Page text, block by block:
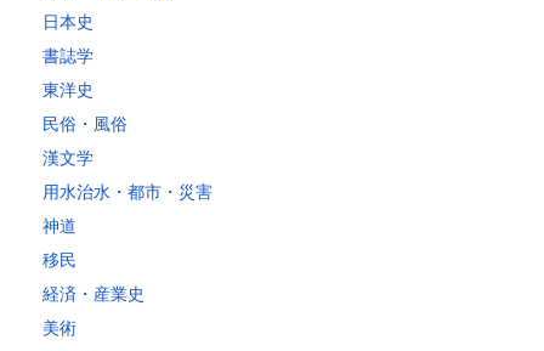
日本史
書誌学
東洋史
民俗・風俗
漢文学
用水治水・都市・災害
神道
移民
経済・産業史
美術